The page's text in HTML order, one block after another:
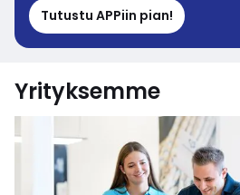
Tutustu APPiin pian!
Yrityksemme